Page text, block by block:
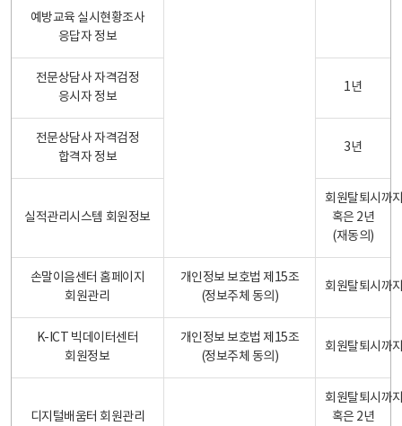
예방교육 실시현황조사
응답자 정보
전문상담사 자격검정
응시자 정보
1년
전문상담사 자격검정
합격자 정보
3년
실적관리시스템 회원정보
회원탈퇴시까
혹은 2년
(재동의)
손말이음센터 홈페이지
회원관리
개인정보 보호법 제15조
(정보주체 동의)
회원탈퇴시까
K-ICT 빅데이터센터
회원정보
개인정보 보호법 제15조
(정보주체 동의)
회원탈퇴시까
디지털배움터 회원관리
회원탈퇴시까
혹은 2년